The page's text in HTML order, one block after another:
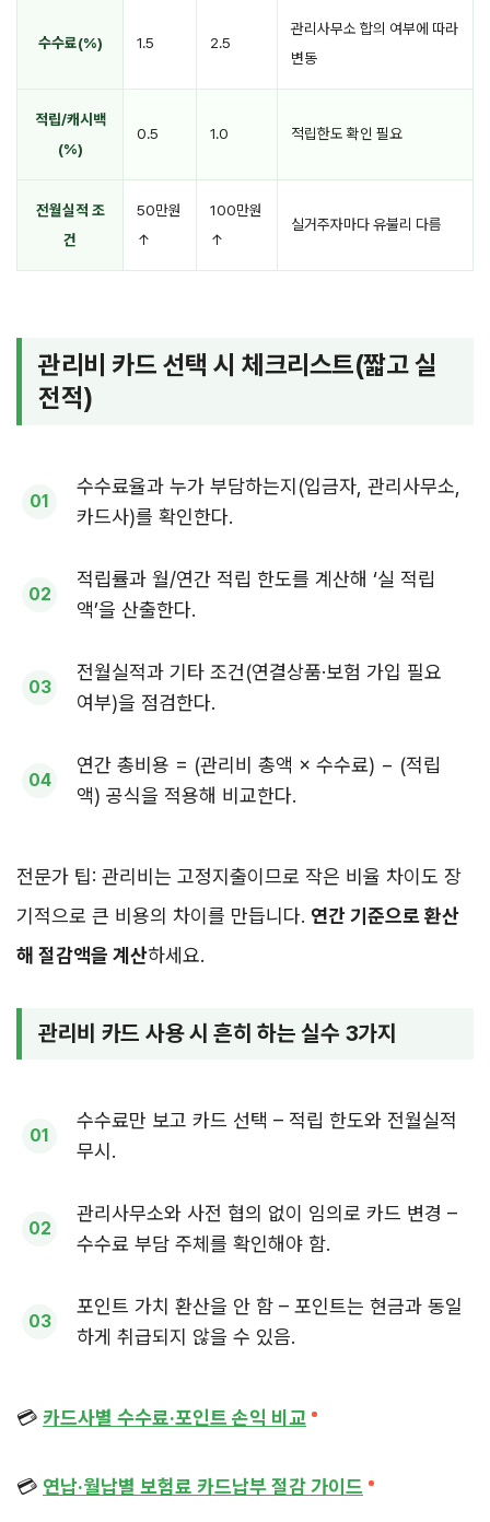
수수료(%) 1.5 2.5
관리사무소 합의 여부에 따라
변동
적립/캐시백
(%)
0.5 1.0 적립한도 확인 필요
전월실적 조
건
50만원
↑
100만원
↑
실거주자마다 유불리 다름
관리비 카드 선택 시 체크리스트(짧고 실
전적)
수수료율과 누가 부담하는지(입금자, 관리사무소,
카드사)를 확인한다.
적립률과 월/연간 적립 한도를 계산해 ‘실 적립
액’을 산출한다.
전월실적과 기타 조건(연결상품·보험 가입 필요
여부)을 점검한다.
연간 총비용 = (관리비 총액 × 수수료) − (적립
액) 공식을 적용해 비교한다.
전문가 팁: 관리비는 고정지출이므로 작은 비율 차이도 장
기적으로 큰 비용의 차이를 만듭니다. 연간 기준으로 환산
해 절감액을 계산하세요.
관리비 카드 사용 시 흔히 하는 실수 3가지
수수료만 보고 카드 선택 – 적립 한도와 전월실적
무시.
관리사무소와 사전 협의 없이 임의로 카드 변경 –
수수료 부담 주체를 확인해야 함.
포인트 가치 환산을 안 함 – 포인트는 현금과 동일
하게 취급되지 않을 수 있음.
💳 카드사별 수수료·포인트 손익 비교
💳 연납·월납별 보험료 카드납부 절감 가이드